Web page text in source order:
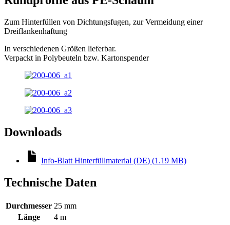
Zum Hinterfüllen von Dichtungsfugen, zur Vermeidung einer
Dreiflankenhaftung
In verschiedenen Größen lieferbar.
Verpackt in Polybeuteln bzw. Kartonspender
Downloads
Info-Blatt Hinterfüllmaterial (DE) (1.19 MB)
Technische Daten
Durchmesser 25 mm
Länge
4 m